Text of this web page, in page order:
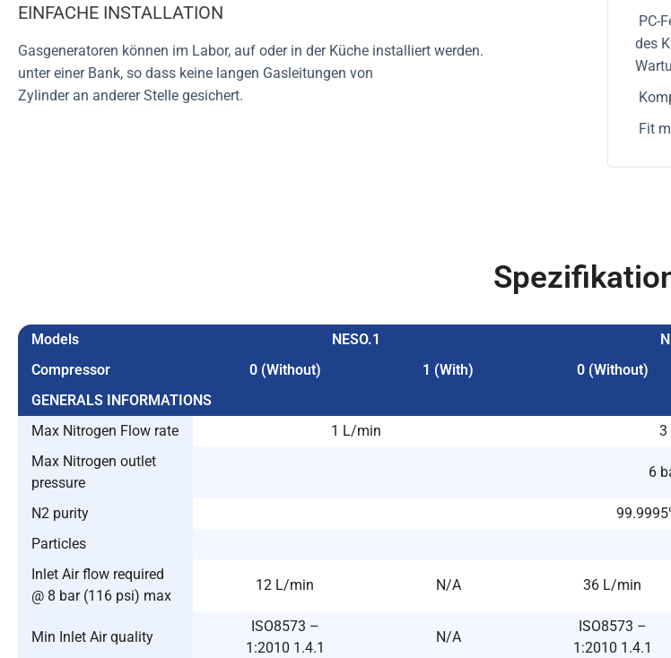
EINFACHE INSTALLATION
Gasgeneratoren können im Labor, auf oder in der Küche installiert werden.
unter einer Bank, so dass keine langen Gasleitungen von
Zylinder an anderer Stelle gesichert.
PC-
des
Fit
Models NESO.1
Compressor
0 (Without) 1 (With) 0 (Without)
GENERALS INFORMATIONS
Max Nitrogen Flow rate
1 L/min 3
Max Nitrogen outlet
pressure
6
N2 purity
Particles
Inlet Air flow required
@ 8 bar (116 psi) max
12 L/min N/A 36 L/min
Min Inlet Air quality
ISO8573 –
1:2010 1.4.1
N/A
ISO8573 –
1:2010 1.4.1